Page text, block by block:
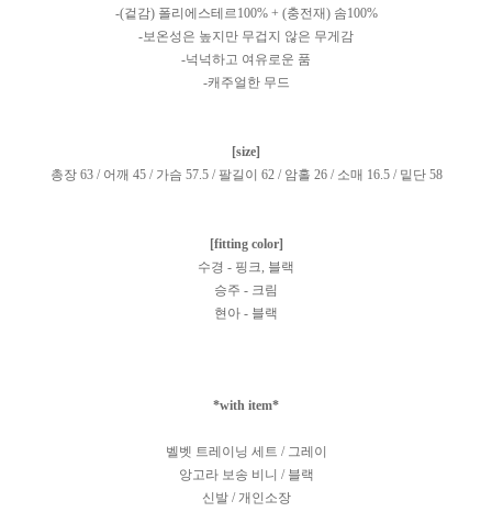
-(겉감) 폴리에스테르100% + (충전재) 솜100%
-보온성은 높지만 무겁지 않은 무게감
-넉넉하고 여유로운 품
-캐주얼한 무드
[size]
총장 63 / 어깨 45 / 가슴 57.5 / 팔길이 62 / 암홀 26 / 소매 16.5 / 밑단 58
[fitting color]
수경 - 핑크, 블랙
승주 - 크림
현아 - 블랙
*with item*
벨벳 트레이닝 세트 / 그레이
앙고라 보송 비니 / 블랙
신발 / 개인소장